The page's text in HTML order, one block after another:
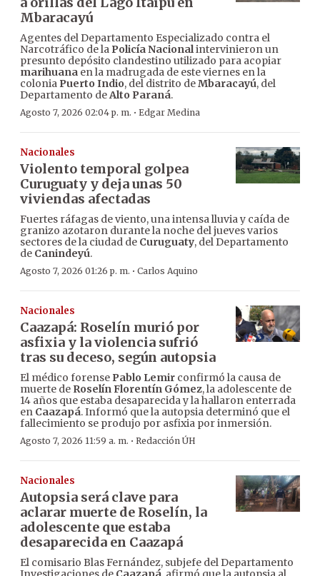
Mbaracayú
Agentes del Departamento Especializado contra el
Narcotráfico de la Policía Nacionalintervinieron un
presunto depósito clandestino utilizado para acopiar
marihuana en la madrugada de este viernes en la
colonia Puerto Indio, del distrito deMbaracayú, del
Departamento deAlto Paraná.
Agosto 7, 2026 02:04 p. m. · Edgar Medina
Nacionales
Violento temporal golpea
Curuguaty y deja unas 50
viviendas afectadas
Fuertes ráfagas de viento, una intensa lluvia y caída de
granizo azotaron durante la noche del jueves varios
sectores de la ciudad de Curuguaty, del Departamento
de Canindeyú.
Agosto 7, 2026 01:26 p. m. · Carlos Aquino
Nacionales
Caazapá: Roselín murió por
asfixia y la violencia sufrió
tras su deceso, según autopsia
El médico forense Pablo Lemir confirmó la causa de
muerte de Roselín Florentín Gómez, la adolescente de
14 años que estaba desaparecida y la hallaron enterrada
en Caazapá. Informó que la autopsia determinó que el
fallecimiento se produjo por asfixia por inmersión.
Agosto 7, 2026 11:59 a. m. · Redacción ÚH
Nacionales
Autopsia será clave para
aclarar muerte de Roselín, la
adolescente que estaba
desaparecida en Caazapá
El comisario Blas Fernández, subjefe del Departamento